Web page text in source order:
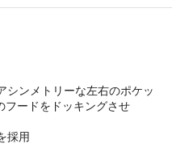
シンメトリーな左右のポケッ
フードをドッキングさせ
採用